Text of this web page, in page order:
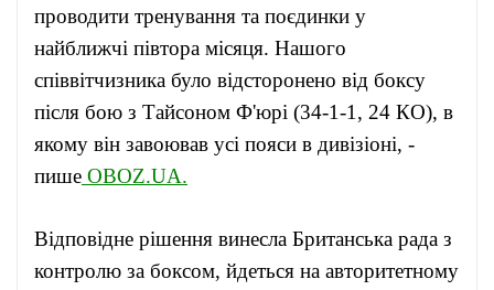
проводити тренування та поєдинки у
найближчі півтора місяця. Нашого
співвітчизника було відсторонено від боксу
після бою з Тайсоном Ф'юрі (34-1-1, 24 КО), в
якому він завоював усі пояси в дивізіоні, -
пише OBOZ.UA.
Відповідне рішення винесла Британська рада з
контролю за боксом, йдеться на авторитетному